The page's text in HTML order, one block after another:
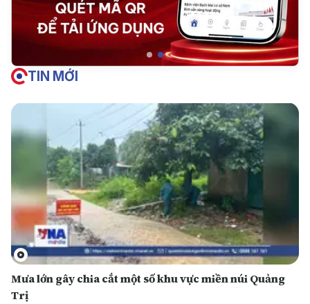
TIN MỚI
Mưa lớn gây chia cắt một số khu vực miền núi Quảng
Trị